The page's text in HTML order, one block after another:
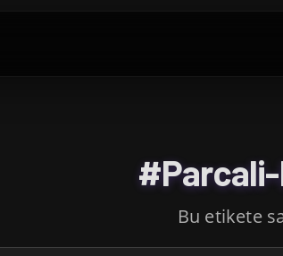
Bu etikete